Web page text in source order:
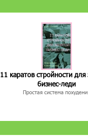
11 каратов стройности для
бизнес-леди
Простая система